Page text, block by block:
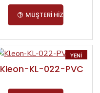
MÜŞTERI HIZMETLERI
YENI
Kleon-KL-022-PVC